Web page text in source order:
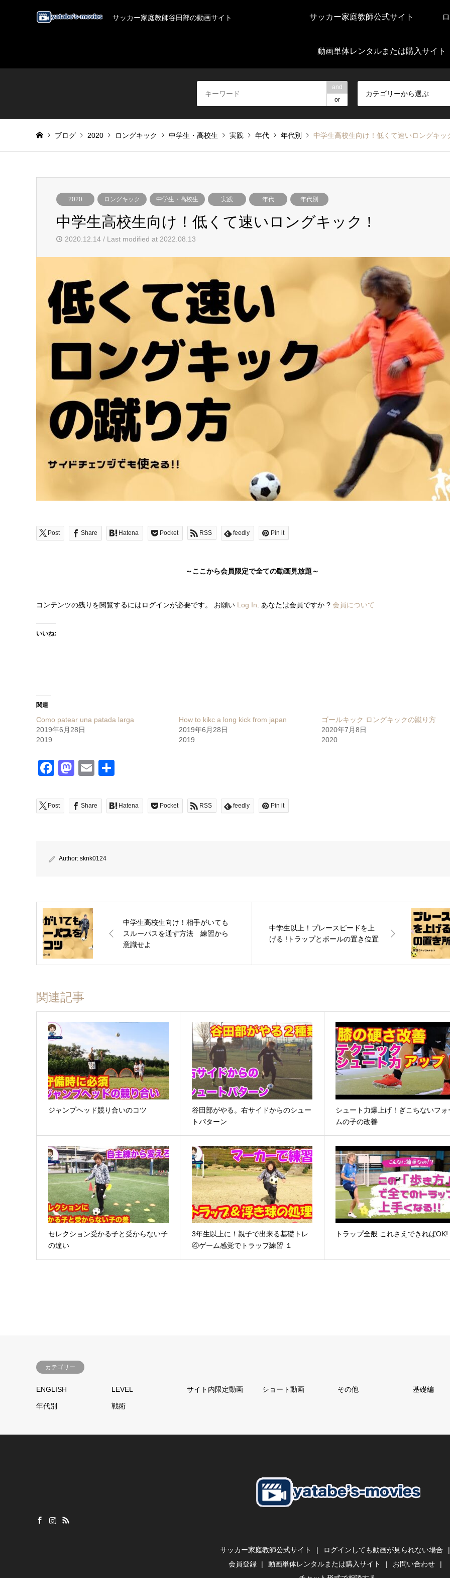
サッカー家庭教師谷田部の動画サイト サッカー家庭教師公式サイト
動画単体レンタルまたは購入サイト
and
or
カテゴリーから選ぶ
ブログ 2020 ロングキック 中学生・高校生 実践 年代 年代別 中学生高校生向け！低くて速いロングキッ
2020 ロングキック 中学生・高校生 実践 年代 年代別
中学生高校生向け！低くて速いロングキック !
2020.12.14 / Last modified at 2022.08.13
Post Share Hatena Pocket RSS feedly Pin it
～ここから会員限定で全ての動画見放題～
コンテンツの残りを閲覧するにはログインが必要です。 お願い Log In . あなたは会員ですか ? 会員について
いいね:
関連
Como patear una patada larga
2019年6月28日
2019
How to kikc a long kick from japan
2019年6月28日
2019
ゴールキック ロングキックの蹴り方
2020年7月8日
2020
Facebook
Mastodon
Email
Post Share Hatena Pocket RSS feedly Pin it
Author: sknk0124
中学生高校生向け！相手がいても
スルーパスを通す方法 練習から
意識せよ
中学生以上！プレースピードを上
げる !トラップとボールの置き位置
関連記事
ジャンプヘッド競り合いのコツ
谷田部がやる。右サイドからのシュー
トパターン
シュート力爆上げ！ぎこちないフォ
ムの子の改善
セレクション受かる子と受からない子
の違い
3年生以上に！親子で出来る基礎トレ
④ゲーム感覚でトラップ練習 １
トラップ全般 これさえできればOK!
カテゴリー
ENGLISH LEVEL サイト内限定動画 ショート動画 その他 基礎編
年代別 戦術
サッカー家庭教師公式サイト
ログインしても動画が見られない場合
会員登録
動画単体レンタルまたは購入サイト
お問い合わせ